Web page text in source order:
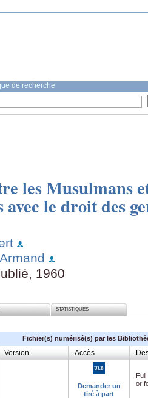
de recherche
les Musulmans
le droit des
1960
STATISTIQUES
Fichier(s) numérisé(s) par les
Version Accès
Demander un
tiré à part
or